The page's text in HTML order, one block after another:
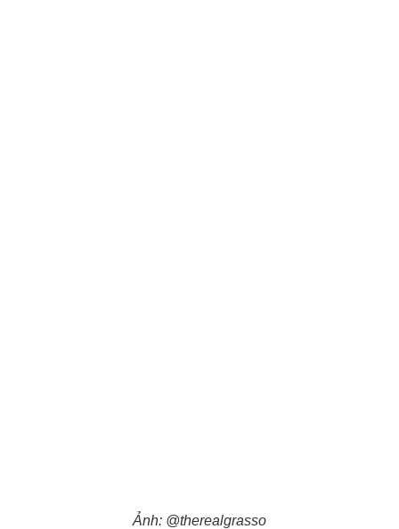
Ảnh: @therealgrasso